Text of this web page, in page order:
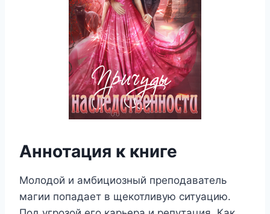
Аннотация к книге
Молодой и амбициозный преподаватель
магии попадает в щекотливую ситуацию.